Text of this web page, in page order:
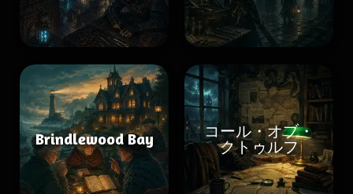
Brindlewood Bay
コール・オブ・
クトゥルフ